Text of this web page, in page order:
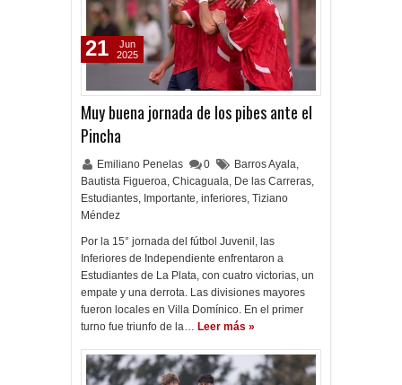
Muy buena jornada de los pibes ante el
Pincha
Emiliano Penelas 0 Barros Ayala,
Bautista Figueroa, Chicaguala, De las Carreras,
Estudiantes, Importante, inferiores, Tiziano
Méndez
Por la 15° jornada del fútbol Juvenil, las
Inferiores de Independiente enfrentaron a
Estudiantes de La Plata, con cuatro victorias, un
empate y una derrota. Las divisiones mayores
fueron locales en Villa Domínico. En el primer
turno fue triunfo de la… Leer más »
21
Jun
2025